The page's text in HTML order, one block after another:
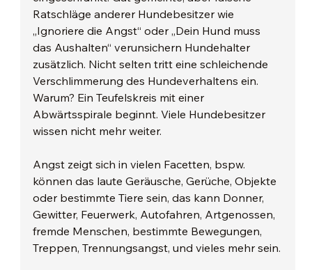
Ratschläge anderer Hundebesitzer wie
„Ignoriere die Angst“ oder „Dein Hund muss
das Aushalten“ verunsichern Hundehalter
zusätzlich. Nicht selten tritt eine schleichende
Verschlimmerung des Hundeverhaltens ein.
Warum? Ein Teufelskreis mit einer
Abwärtsspirale beginnt. Viele Hundebesitzer
wissen nicht mehr weiter.
Angst zeigt sich in vielen Facetten, bspw.
können das laute Geräusche, Gerüche, Objekte
oder bestimmte Tiere sein, das kann Donner,
Gewitter, Feuerwerk, Autofahren, Artgenossen,
fremde Menschen, bestimmte Bewegungen,
Treppen, Trennungsangst, und vieles mehr sein.